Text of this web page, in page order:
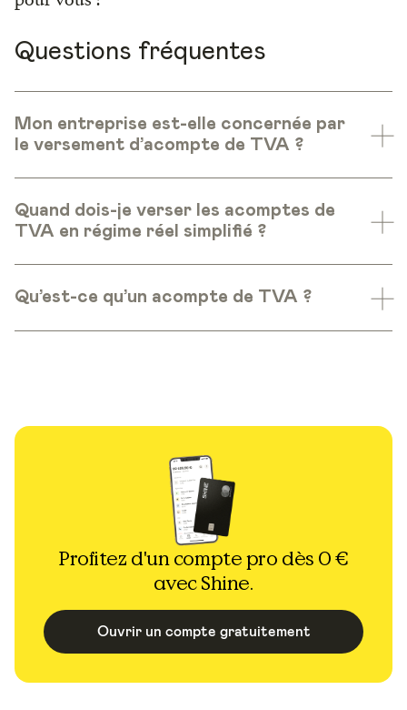
Questions fréquentes
Mon entreprise est-elle concernée par
le versement d’acompte de TVA ?
Quand dois-je verser les acomptes de
TVA en régime réel simplifié ?
Qu’est-ce qu’un acompte de TVA ?
Profitez d'un compte pro dès 0 €
avec Shine.
Ouvrir un compte gratuitement